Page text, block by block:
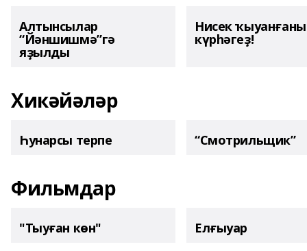
Алтынсылар
“Йәншишмә”гә
яҙылды
Нисек
күрһәгеҙ!
Хикәйәләр
Һунарсы терпе “Смотрильщик”
Фильмдар
"Тыуған көн" Елғыуар